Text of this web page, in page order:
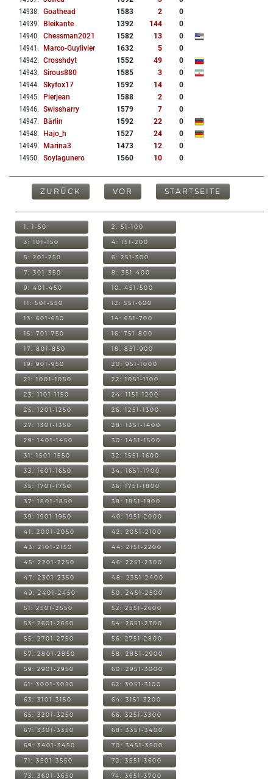
14938. Goathead 1583 2
0
14939. Bleikante 1392 144
0
14940. Chessman2021 1582 13
0
14941 . Marco-Guylivier 1632 5
0
14942. Crosshdyt 1552 49
0
14943. Sirous880 1585 3
0
14944. Skyfox17 1592 14
0
14945. Pierjean 1588 2
0
14946. Swissharry 1579 7
0
14947. Bärlin 1592 22
0
14948. Hajo_h 1527 24
0
14949. Marina3 1473 12
0
14950. Soylagunero 1560 10 0
ZURÜCK VOR STARTSEITE
1: 1-50 2: 51-100
3: 101-150 4: 151-200
5: 201-250 6: 251-300
7: 301-350 8: 351-400
9: 401-450 10: 451-500
11: 501-550 12: 551-600
13: 601-650 14: 651-700
15: 701-750 16: 751-800
17: 801-850 18: 851-900
19: 901-950 20: 951-1000
21: 1001-1050 22: 1051-1100
23: 1101-1150 24: 1151-1200
25: 1201-1250 26: 1251-1300
27: 1301-1350 28: 1351-1400
29: 1401-1450 30: 1451-1500
31: 1501-1550 32: 1551-1600
33: 1601-1650 34: 1651-1700
35: 1701-1750 36: 1751-1800
37: 1801-1850 38: 1851-1900
39: 1901-1950 40: 1951-2000
41: 2001-2050 42: 2051-2100
43: 2101-2150 44: 2151-2200
45: 2201-2250 46: 2251-2300
47: 2301-2350 48: 2351-2400
49: 2401-2450 50: 2451-2500
51: 2501-2550 52: 2551-2600
53: 2601-2650 54: 2651-2700
55: 2701-2750 56: 2751-2800
57: 2801-2850 58: 2851-2900
59: 2901-2950 60: 2951-3000
61: 3001-3050 62: 3051-3100
63: 3101-3150 64: 3151-3200
65: 3201-3250 66: 3251-3300
67: 3301-3350 68: 3351-3400
69: 3401-3450 70: 3451-3500
71: 3501-3550 72: 3551-3600
73: 3601-3650 74: 3651-3700